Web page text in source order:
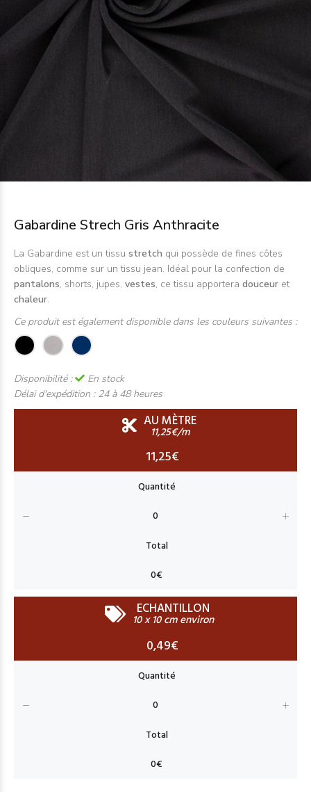
Gabardine Strech Gris Anthracite
La Gabardine est un tissu stretch qui possède de fines côtes
obliques, comme sur un tissu jean. Idéal pour la confection de
pantalons, shorts, jupes, vestes, ce tissu apportera douceur et
chaleur.
Ce produit est également disponible dans les couleurs suivantes :
Disponibilité :
En stock
Délai d'expédition : 24 à 48 heures
AU MÈTRE
11,25€/m
11,25€
ECHANTILLON
10 x 10 cm environ
0,49€